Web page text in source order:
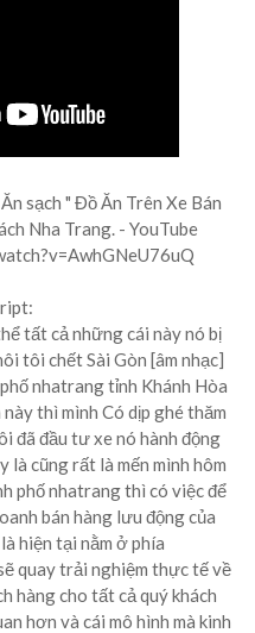
sạch " Đồ Ăn Trên Xe Bán
Nha Trang. - YouTube
tất cả những cái này nó bị
tôi chết Sài Gòn [âm nhạc]
nhatrang tỉnh Khánh Hòa
thì mình Có dịp ghé thăm
đã đầu tư xe nó hành động
là cũng rất là mến mình hôm
phố nhatrang thì có việc để
bán hàng lưu động của
hiện tại nằm ở phía
quay trải nghiệm thực tế về
hàng cho tất cả quý khách
hơn và cái mô hình mà kinh